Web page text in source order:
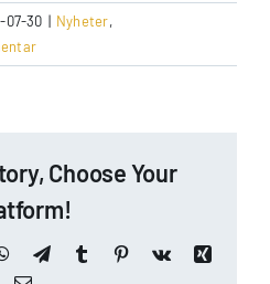
07-30 | Nyheter,
Choose Your
WhatsApp
TelegramTumblr Pinterest
Vk
Xing